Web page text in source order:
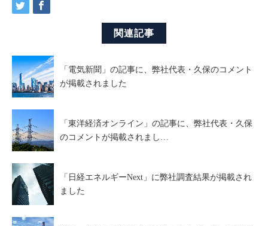
関連記事
「電気新聞」の記事に、弊社代表・久保のコメント
が掲載されました
「東洋経済オンライン」の記事に、弊社代表・久保
のコメントが掲載されまし…
「日経エネルギーNext」に弊社調査結果が掲載され
ました